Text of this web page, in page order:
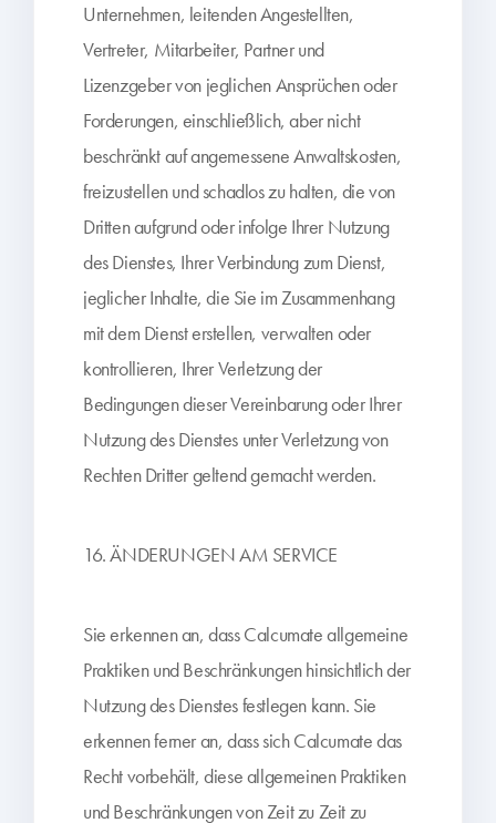
Unternehmen, leitenden Angestellten,
Vertreter, Mitarbeiter, Partner und
Lizenzgeber von jeglichen Ansprüchen oder
Forderungen, einschließlich, aber nicht
beschränkt auf angemessene Anwaltskosten,
freizustellen und schadlos zu halten, die von
Dritten aufgrund oder infolge Ihrer Nutzung
des Dienstes, Ihrer Verbindung zum Dienst,
jeglicher Inhalte, die Sie im Zusammenhang
mit dem Dienst erstellen, verwalten oder
kontrollieren, Ihrer Verletzung der
Bedingungen dieser Vereinbarung oder Ihrer
Nutzung des Dienstes unter Verletzung von
Rechten Dritter geltend gemacht werden.
16. ÄNDERUNGEN AM SERVICE
Sie erkennen an, dass Calcumate allgemeine
Praktiken und Beschränkungen hinsichtlich der
Nutzung des Dienstes festlegen kann. Sie
erkennen ferner an, dass sich Calcumate das
Recht vorbehält, diese allgemeinen Praktiken
und Beschränkungen von Zeit zu Zeit zu